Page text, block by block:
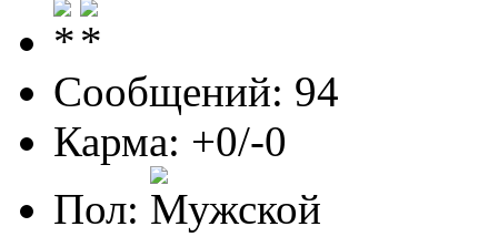
Сообщений: 94
Карма: +0/-0
Пол: